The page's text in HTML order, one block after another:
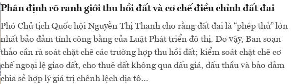
Phân định rõ ranh giới thu hồi đất và cơ chế điều chỉnh đất đai
Phó Chủ tịch Quốc hội Nguyễn Thị Thanh cho rằng đất đai là “phép thử” lớn
nhất bảo đảm tính công bằng của Luật Phát triển đô thị. Do vậy, Ban soạn
thảo cần rà soát chặt chẽ các trường hợp thu hồi đất; kiểm soát chặt chẽ cơ
chế ngoại lệ giao đất, cho thuê đất không qua đấu giá, đấu thầu và bảo đảm
chia sẻ hợp lý giá trị chênh lệch địa tô...